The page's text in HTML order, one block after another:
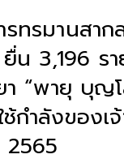
ทรมานสา
น 3,196 ร
า “พายุ บุ
ช้กำลังของเ
2565